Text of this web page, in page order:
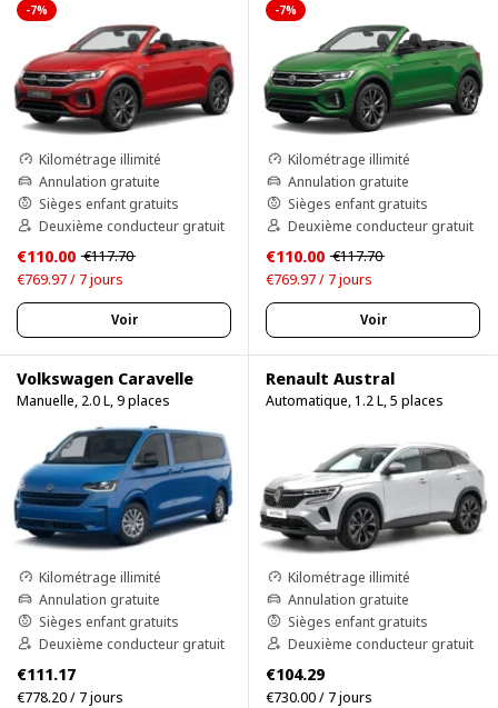
-7%
Kilométrage illimité
Annulation gratuite
Sièges enfant gratuits
Deuxième conducteur gratuit
€110.00 €117.70
€769.97 / 7 jours
Voir
-7%
Kilométrage illimité
Annulation gratuite
Sièges enfant gratuits
Deuxième conducteur gratuit
€110.00 €117.70
€769.97 / 7 jours
Voir
Volkswagen Caravelle
Manuelle, 2.0 L, 9 places
Kilométrage illimité
Annulation gratuite
Sièges enfant gratuits
Deuxième conducteur gratuit
€111.17
€778.20 / 7 jours
Renault Austral
Automatique, 1.2 L, 5 places
Kilométrage illimité
Annulation gratuite
Sièges enfant gratuits
Deuxième conducteur gratuit
€104.29
€730.00 / 7 jours